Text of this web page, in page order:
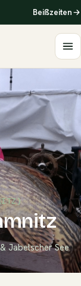
Beißzeiten
Jabelscher See